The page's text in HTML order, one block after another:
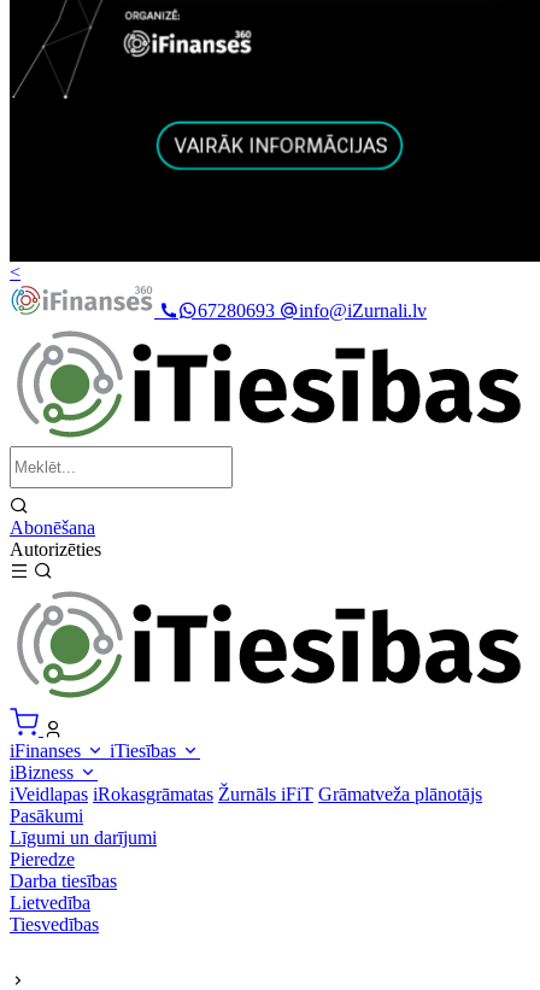
<
67280693
info@iZurnali.lv
Abonēšana
Autorizēties
iFinanses
iTiesības
iBizness
iVeidlapas iRokasgrāmatas Žurnāls iFiT Grāmatveža plānotājs
Pasākumi
Līgumi un darījumi
Pieredze
Darba tiesības
Lietvedība
Tiesvedības